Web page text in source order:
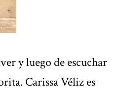
y luego de escuchar
Carissa Véliz es